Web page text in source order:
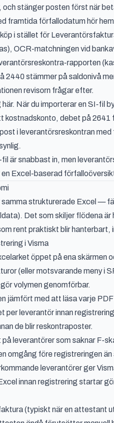
stänger posten först när
framtida förfallodatum hör
i stället för
OCR-matchningen vid
rapporten
2440 stämmer på saldonivå
revisorn frågar efter.
När du importerar en SI-fil
debet på 2641
i leverantörsreskontran
är snabbast in, men
Excel-baserad
strukturerade Excel —
Det som skiljer flödena
rent praktiskt blir hanterbart,
i Visma
öppet på ena skärmen
(eller motsvarande meny i
volymen genomförbar.
jämfört med att läsa varje
per leverantör innan
de blir reskontraposter.
på leverantörer som saknar F-
omgång före registreringen
leverantörer ger
innan registrering startar
(typiskt när en attestant